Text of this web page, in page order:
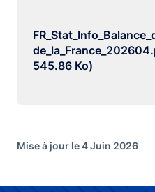
545.86 Ko)
Mise à jour le 4 Juin 2026